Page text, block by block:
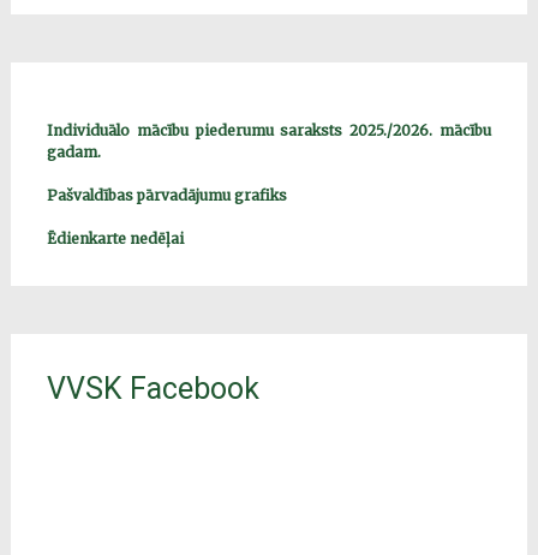
Individuālo mācību piederumu saraksts 2025./2026. mācību
gadam.
Pašvaldības pārvadājumu grafiks
Ēdienkarte nedēļai
VVSK Facebook